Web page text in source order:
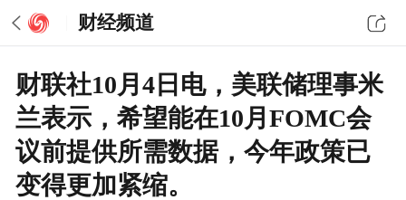
财经频道
财联社10月4日电，美联储理事米
兰表示，希望能在10月FOMC会
议前提供所需数据，今年政策已
变得更加紧缩。